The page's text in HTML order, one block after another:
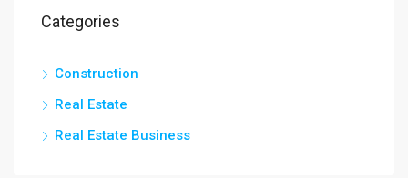
Categories
Construction
Real Estate
Real Estate Business